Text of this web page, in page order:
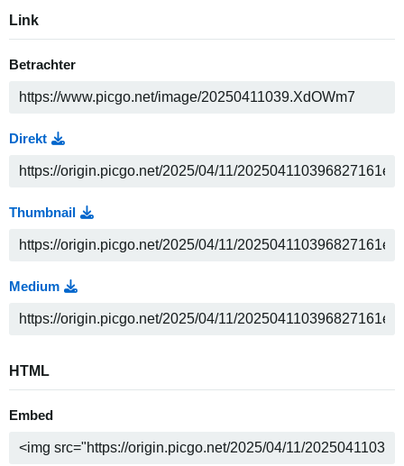
Link
Betrachter
Direkt
Thumbnail
Medium
HTML
Embed